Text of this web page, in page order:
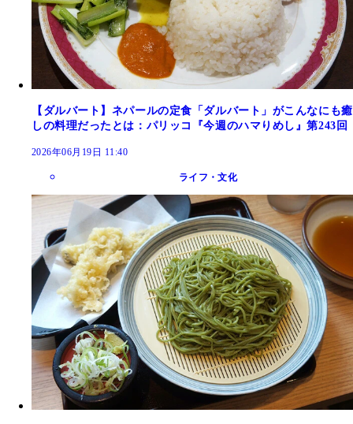
【ダルバート】ネパールの定食「ダルバート」がこんなにも癒
しの料理だったとは：パリッコ『今週のハマりめし』第243回
2026年06月19日 11:40
ライフ・文化